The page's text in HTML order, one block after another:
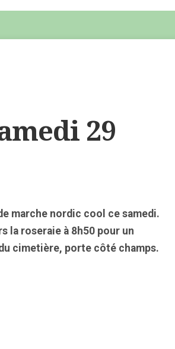
29
marche nordic cool ce samedi.
la roseraie à 8h50 pour un
cimetière, porte côté champs.